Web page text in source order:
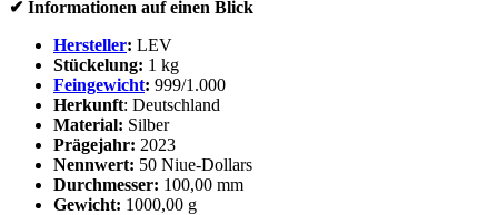
✔ Informationen auf einen Blick
Hersteller: LEV
Stückelung: 1 kg
Feingewicht: 999/1.000
Herkunft: Deutschland
Material: Silber
Prägejahr: 2023
Nennwert: 50 Niue-Dollars
Durchmesser: 100,00 mm
Gewicht: 1000,00 g